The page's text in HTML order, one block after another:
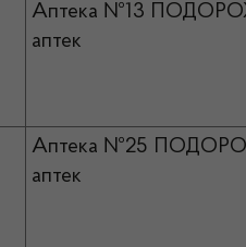
Аптека №13
аптек
Аптека №25
аптек